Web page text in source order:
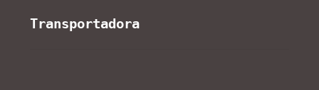
Transportadora